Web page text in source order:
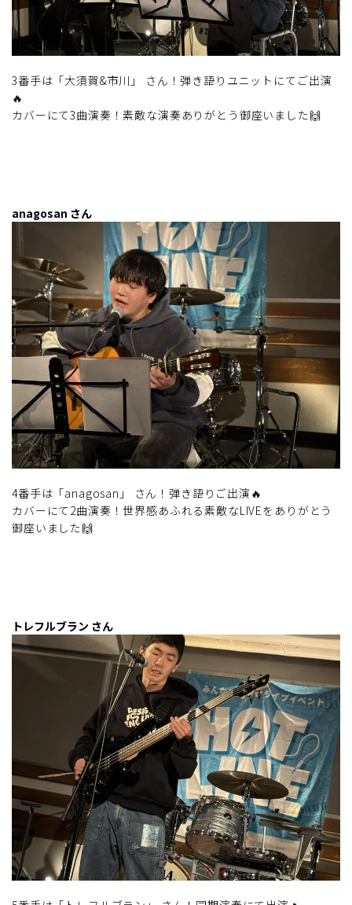
3番手は「大須賀&市川」 さん！弾き語りユニットにてご出演
🔥
カバーにて3曲演奏！素敵な演奏ありがとう御座いました🙌
anagosan さん
4番手は「anagosan」 さん！弾き語りご出演🔥
カバーにて2曲演奏！世界感あふれる素敵なLIVEをありがとう
御座いました🙌
トレフルブラン さん